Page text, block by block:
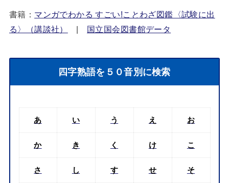
書籍： マンガでわかる すごい!ことわざ図鑑〈試験に出
る〉（講談社）
| 国立国会図書館データ
四字熟語を５０音別に検索
あ い う え お
か き く け こ
さ し す せ そ